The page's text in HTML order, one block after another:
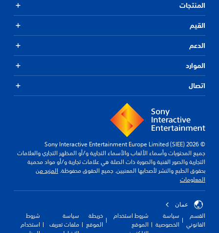
المنتجات
القيم
الدعم
الموارد
اتصال
© 2026 Sony Interactive Entertainment Europe Limited (SIEE)
جميع المحتويات وأسماء الألعاب والأسماء التجارية و/أو المظهر التجاري والعلامات
التجارية والصور الفنية والصورة ذات الصلة هي علامات تجارية و/أو مواد محمية
بحقوق الطبع والنشر لأصحابها المعنيين. جميع الحقوق محفوظة. المزيد من
المعلومات
عمان
القسم
القانوني
سياسة
الخصوصية
شروط استخدام
الموقع
خريطة
الموقع
سياسة
ملفات تعريف
شروط
استخدام